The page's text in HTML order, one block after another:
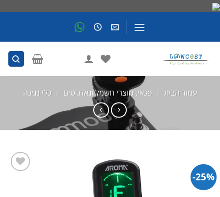
עמוד הבית / פנאי, מוצרי חשמל וגאדג'טים / כלי נגינה
25%-